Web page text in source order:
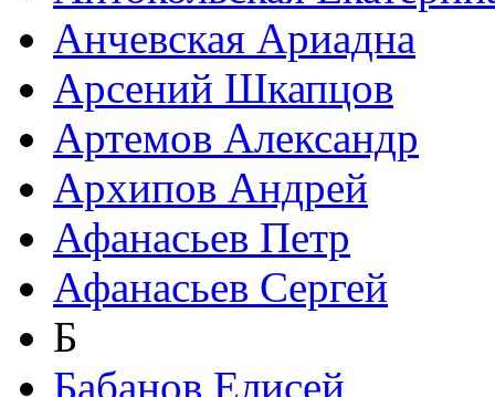
Анчевская Ариадна
Арсений Шкапцов
Артемов Александр
Архипов Андрей
Афанасьев Петр
Афанасьев Сергей
Б
Бабанов Елисей